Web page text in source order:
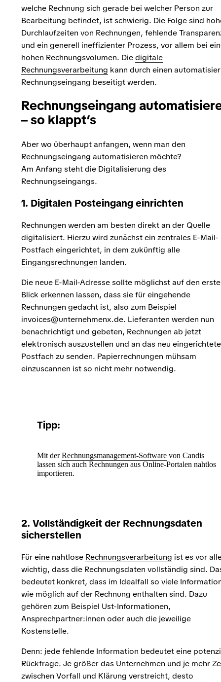
welche Rechnung sich gerade bei welcher Person zur
Bearbeitung befindet, ist schwierig. Die Folge sind
Durchlaufzeiten von Rechnungen, fehlende
und ein generell ineffizienter Prozess, vor allem bei
hohen Rechnungsvolumen. Diedigitale
Rechnungsverarbeitung kann durch einen
Rechnungseingang beseitigt werden.
Rechnungseingang
– so klappt’s
Aber wo überhaupt anfangen, wenn man den
Rechnungseingang automatisieren möchte?
Am Anfang steht die Digitalisierung des
Rechnungseingangs.
1. Digitalen Posteingang einrichten
Rechnungen werden am besten direkt an der Quelle
digitalisiert. Hierzu wird zunächst ein zentrales E-Mail-
Postfach eingerichtet, in dem zukünftig alle
Eingangsrechnungen landen.
Die neue E-Mail-Adresse sollte möglichst auf den
Blick erkennen lassen, dass sie für eingehende
Rechnungen gedacht ist, also zum Beispiel
invoices@unternehmenx.de. Lieferanten werden nun
benachrichtigt und gebeten, Rechnungen ab jetzt
elektronisch auszustellen und an das neu eingerichtete
Postfach zu senden. Papierrechnungen mühsam
einzuscannen ist so nicht mehr notwendig.
Tipp:
Mit derRechnungsmanagement-Software von Candis
lassen sich auch Rechnungen aus Online-Portalen nahtlos
importieren. ‍
2. Vollständigkeit der Rechnungsdaten
sicherstellen
Für eine nahtlose Rechnungsverarbeitung ist es vor
wichtig, dass die Rechnungsdaten vollständig sind.
bedeutet konkret, dass im Idealfall so viele
wie möglich auf der Rechnung enthalten sind. Dazu
gehören zum Beispiel Ust-Informationen,
Ansprechpartner:innen oder auch die jeweilige
Kostenstelle.
Denn: jede fehlende Information bedeutet eine
Rückfrage. Je größer das Unternehmen und je mehr
zwischen Vorfall und Klärung verstreicht, desto